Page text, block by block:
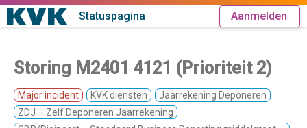
Statuspagina Aanmelden
Storing M2401 4121 (Prioriteit 2)
Major incident KVK diensten
Jaarrekening Deponeren
ZDJ – Zelf Deponeren Jaarrekening